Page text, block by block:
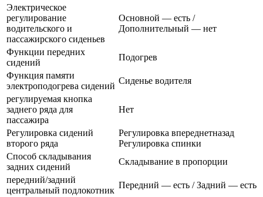
Электрическое
регулирование
водительского и
пассажирского сиденьев
Основной — есть /
Дополнительный — нет
Функции передних
сидений
Подогрев
Функция памяти
электроподогрева сидений
Сиденье водителя
регулируемая кнопка
заднего ряда для
пассажира
Нет
Регулировка сидений
второго ряда
Регулировка впереднетназад
Регулировка спинки
Способ складывания
задних сидений
Складывание в пропорции
передний/задний
центральный подлокотник
Передний — есть / Задний — есть